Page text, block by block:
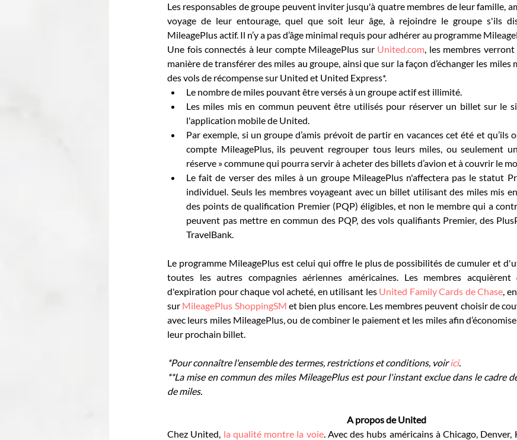
Les responsables de groupe peuvent inviter jusqu'à quatre membres de leur famille,
voyage de leur entourage, quel que soit leur âge, à rejoindre le groupe s'ils
MileagePlus actif. Il n’y a pas d’âge minimal requis pour adhérer au programme
Une fois connectés à leur compte MileagePlus sur United.com, les membres
manière de transférer des miles au groupe, ainsi que sur la façon d’échanger les miles
des vols de récompense sur United et United Express*.
Le nombre de miles pouvant être versés à un groupe actif est illimité.
Les miles mis en commun peuvent être utilisés pour réserver un billet sur le
l'application mobile de United.
Par exemple, si un groupe d’amis prévoit de partir en vacances cet été et qu’ils
compte MileagePlus, ils peuvent regrouper tous leurs miles, ou seulement
réserve » commune qui pourra servir à acheter des billets d’avion et à couvrir le
Le fait de verser des miles à un groupe MileagePlus n'affectera pas le statut
individuel. Seuls les membres voyageant avec un billet utilisant des miles mis
des points de qualification Premier (PQP) éligibles, et non le membre qui a
peuvent pas mettre en commun des PQP, des vols qualifiants Premier, des
TravelBank.
Le programme MileagePlus est celui qui offre le plus de possibilités de cumuler et
toutes les autres compagnies aériennes américaines. Les membres
d'expiration pour chaque vol acheté, en utilisant les United Family Cards de Chase,
sur MileagePlus ShoppingSM et bien plus encore. Les membres peuvent choisir de
avec leurs miles MileagePlus, ou de combiner le paiement et les miles afin
leur prochain billet.
*Pour connaître l'ensemble des termes, restrictions et conditions, voir ici.
**La mise en commun des miles MileagePlus est pour l'instant exclue dans le cadre
de miles.
A propos de United
Chez United, la qualité montre la voie. Avec des hubs américains à Chicago, Denver,